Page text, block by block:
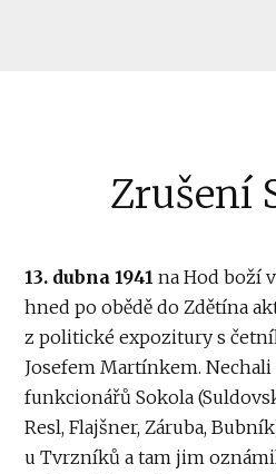
Zrušení
13. dubna 1941 na Hod boží
hned po obědě do Zdětína
z politické expozitury s
Josefem Martínkem.
funkcionářů Sokola
Resl, Flajšner, Záruba,
u Tvrzníků a tam jim